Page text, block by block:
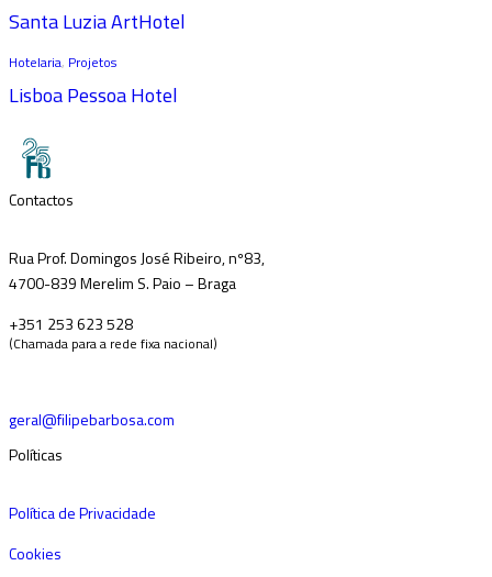
Santa Luzia ArtHotel
Hotelaria, Projetos
Lisboa Pessoa Hotel
Contactos
Rua Prof. Domingos José Ribeiro, nº83,
4700-839 Merelim S. Paio – Braga
+351 253 623 528
(Chamada para a rede fixa nacional)
geral@filipebarbosa.com
Políticas
Política de Privacidade
Cookies